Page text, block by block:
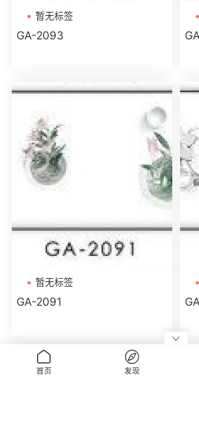
暂无标签
GA-2093
暂无标签
GA-2091
评论
首页 发现